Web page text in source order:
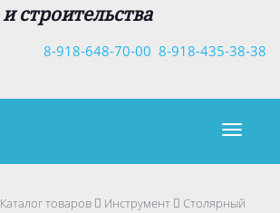
и строительства
8-918-435-38-38
8-918-648-70-00
Каталог товаров Инструмент
Столярный